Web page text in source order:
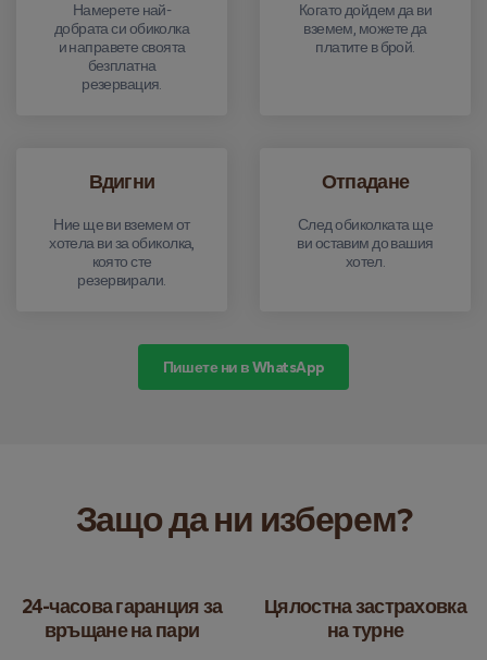
Намерете най-
добрата си обиколка
и направете своята
безплатна
резервация.
Когато дойдем да ви
вземем, можете да
платите в брой.
Вдигни
Ние ще ви вземем от
хотела ви за обиколка,
която сте
резервирали.
Отпадане
След обиколката ще
ви оставим до вашия
хотел.
Пишете ни в WhatsApp
Защо да ни изберем?
24-часова гаранция за
връщане на пари
Цялостна застраховка
на турне